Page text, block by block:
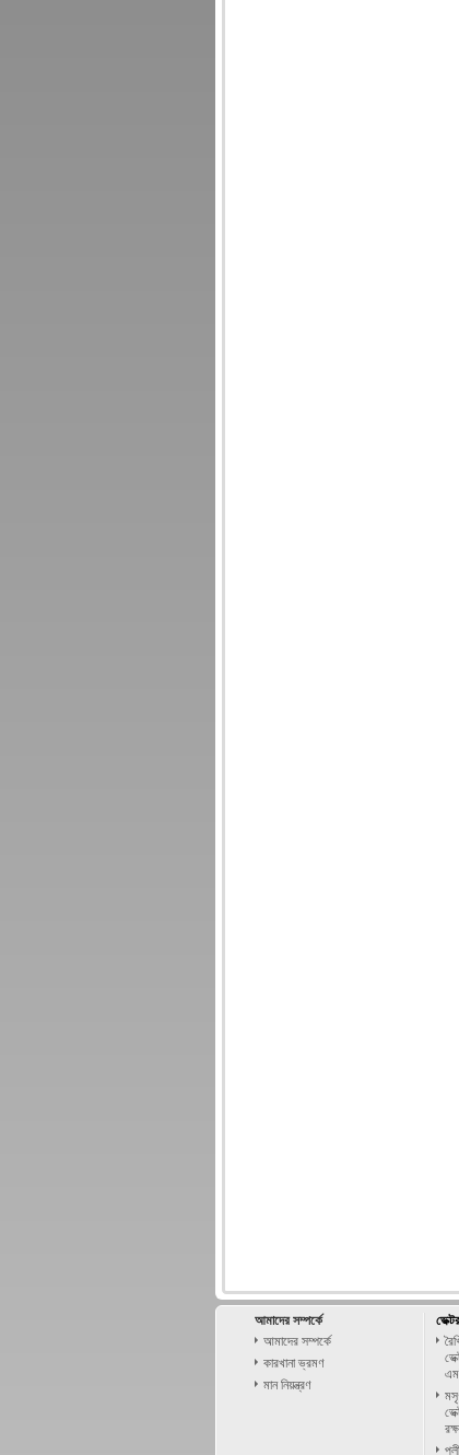
আমাদের সম্পর্কে
আমাদের সম্পর্কে
কারখানা ভ্রমণ
মান নিয়ন্ত্রণ